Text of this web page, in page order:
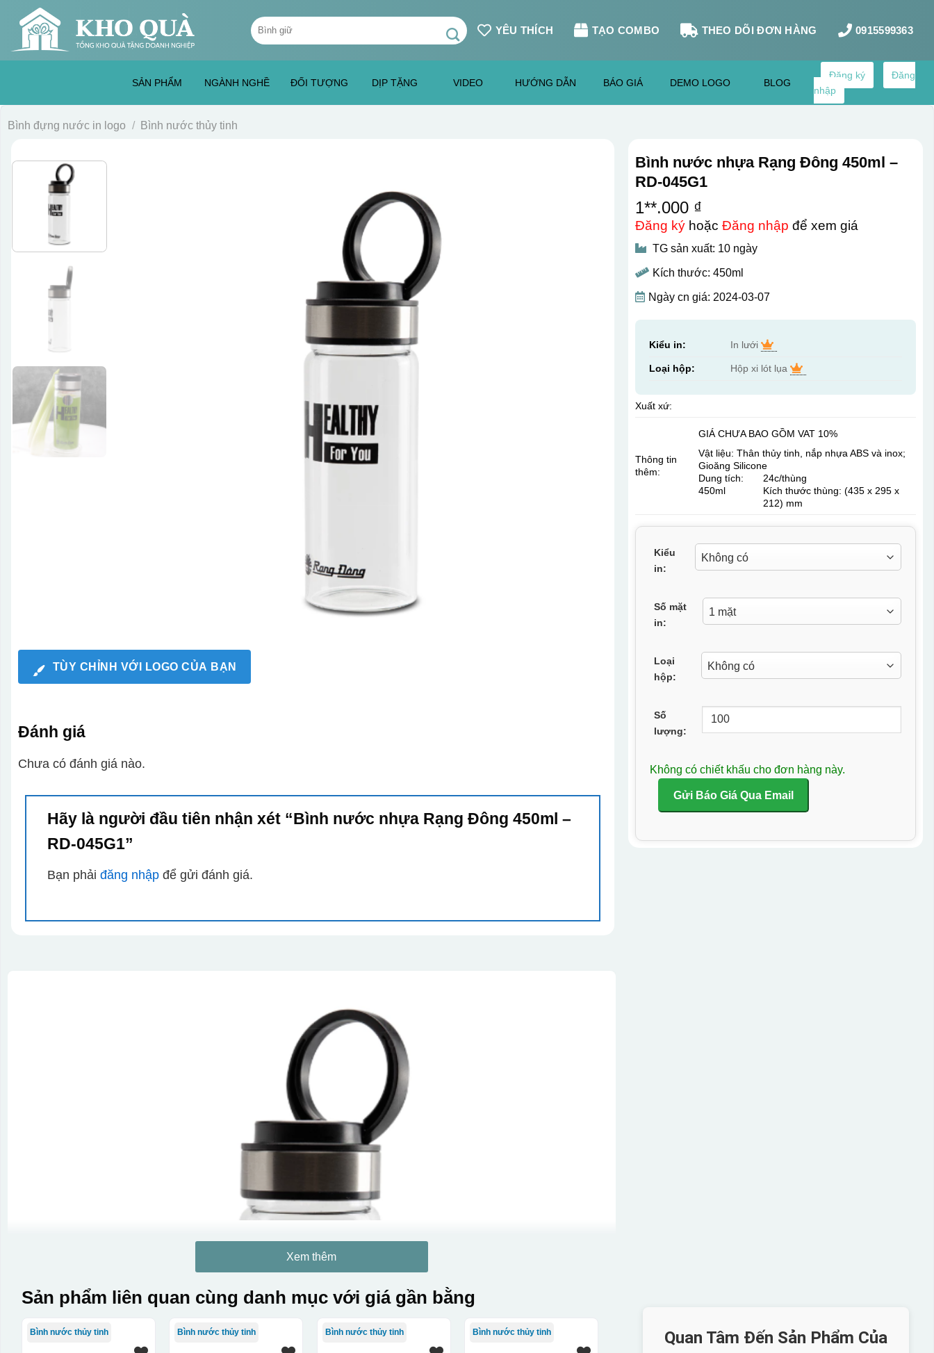
content
Tìm
kiếm:
YÊU THÍCH TẠO COMBO THEO DÕI ĐƠN HÀNG 0915599363
SẢN PHẨM NGÀNH NGHỀ ĐỐI TƯỢNG DỊP TẶNG VIDEO HƯỚNG DẪN BÁO GIÁ DEMO LOGO BLOG
Đăng ký
Đăng
nhập
Bình đựng nước in logo / Bình nước thủy tinh
TÙY CHỈNH VỚI LOGO CỦA BẠN
Đánh giá
Chưa có đánh giá nào.
Hãy là người đầu tiên nhận xét “Bình nước nhựa Rạng Đông 450ml –
RD-045G1”
Bạn phải đăng nhậpđể gửi đánh giá.
Bình nước nhựa Rạng Đông 450ml –
RD-045G1
1**.000 ₫
Đăng kýhoặc Đăng nhập để xem giá
TG sản xuất: 10 ngày
Kích thước: 450ml
Ngày cn giá: 2024-03-07
Kiểu in: In lưới
Loại hộp: Hộp xi lót lụa
Xuất xứ:
Thông tin
thêm:
GIÁ CHƯA BAO GỒM VAT 10%
Vật liệu: Thân thủy tinh, nắp nhựa ABS và inox;
Gioăng Silicone
Dung tích:
450ml
24c/thùng
Kích thước thùng: (435 x 295 x
212) mm
Kiểu
in:
Số mặt
in:
Loại
hộp:
Số
lượng:
Không có chiết khấu cho đơn hàng này.
Gửi Báo Giá Qua Email
Xem thêm
Sản phẩm liên quan cùng danh mục với giá gần bằng
Bình nước thủy tinh Bình nước thủy tinh Bình nước thủy tinh Bình nước thủy tinh
Quan Tâm Đến Sản Phẩm Của